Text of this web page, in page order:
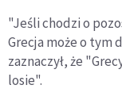
"Jeśli chodzi o
Grecja może o tym
zaznaczył, że
losie".